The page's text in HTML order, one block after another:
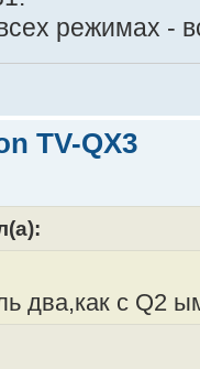
режимах -
TV-QX3
два,как с Q2